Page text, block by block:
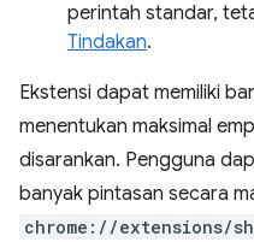
perintah standar,
Tindakan.
Ekstensi dapat memiliki
menentukan maksimal
disarankan. Pengguna
banyak pintasan secara
chrome://extensions/